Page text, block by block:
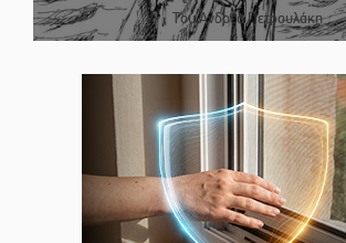
Του Ανδρέα Πετρουλάκη